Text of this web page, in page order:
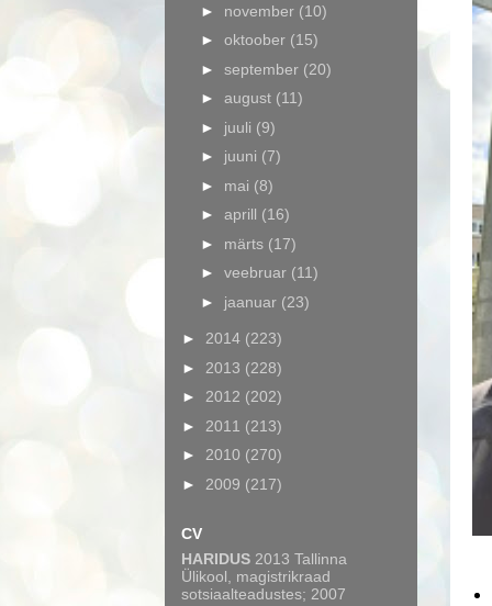
► november (10)
► oktoober (15)
► september (20)
► august (11)
► juuli (9)
► juuni (7)
► mai (8)
► aprill (16)
► märts (17)
► veebruar (11)
► jaanuar (23)
► 2014 (223)
► 2013 (228)
► 2012 (202)
► 2011 (213)
► 2010 (270)
► 2009 (217)
CV
HARIDUS 2013 Tallinna
Ülikool, magistrikraad
sotsiaalteadustes; 2007